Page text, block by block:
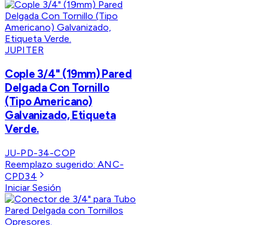
JUPITER
Cople 3/4" (19mm) Pared
Delgada Con Tornillo
(Tipo Americano)
Galvanizado, Etiqueta
Verde.
JU-PD-34-COP
Reemplazo sugerido:ANC-
CPD34
Iniciar Sesión